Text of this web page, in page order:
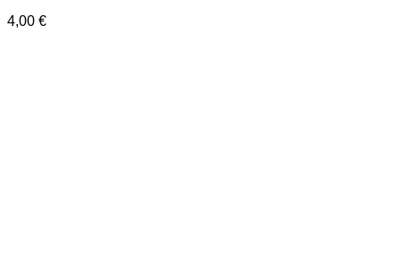
4,00 €